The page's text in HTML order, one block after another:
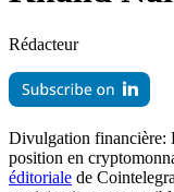
Rédacteur
Divulgation financière:
position en
éditoriale de